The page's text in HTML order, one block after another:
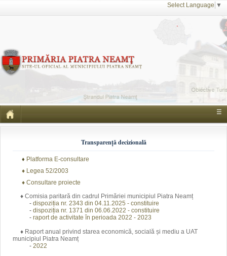
Select Language ▼
☰
Transparență decizională
♦ Platforma E-consultare
♦ Legea 52/2003
♦ Consultare proiecte
♦ Comisia paritară din cadrul Primăriei municipiul Piatra Neamț
- dispoziția nr. 2343 din 04.11.2025 - constituire
- dispoziția nr. 1371 din 06.06.2022 - constituire
- raport de activitate în perioada 2022 - 2023
♦ Raport anual privind starea economică, socială și mediu a UAT
municipiul Piatra Neamț
- 2022